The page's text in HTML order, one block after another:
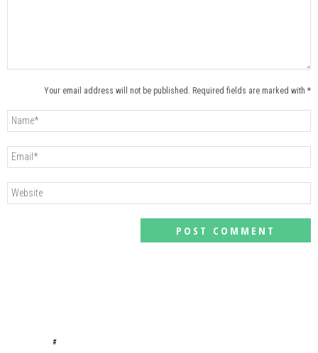
Your email address will not be published. Required fields are marked with *
#